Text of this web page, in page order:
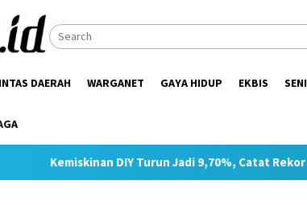
DAERAH WARGANET GAYA HIDUP EKBIS
DIY Turun Jadi 9,70%, Catat Rekor Penurunan